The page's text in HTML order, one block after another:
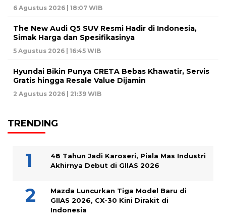
6 Agustus 2026 | 18:07 WIB
The New Audi Q5 SUV Resmi Hadir di Indonesia,
Simak Harga dan Spesifikasinya
5 Agustus 2026 | 16:45 WIB
Hyundai Bikin Punya CRETA Bebas Khawatir, Servis
Gratis hingga Resale Value Dijamin
2 Agustus 2026 | 21:39 WIB
TRENDING
48 Tahun Jadi Karoseri, Piala Mas Industri
Akhirnya Debut di GIIAS 2026
Mazda Luncurkan Tiga Model Baru di
GIIAS 2026, CX-30 Kini Dirakit di
Indonesia